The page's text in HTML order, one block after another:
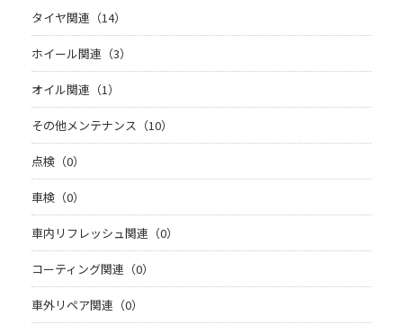
タイヤ関連（14）
ホイール関連（3）
オイル関連（1）
その他メンテナンス（10）
点検（0）
車検（0）
車内リフレッシュ関連（0）
コーティング関連（0）
車外リペア関連（0）